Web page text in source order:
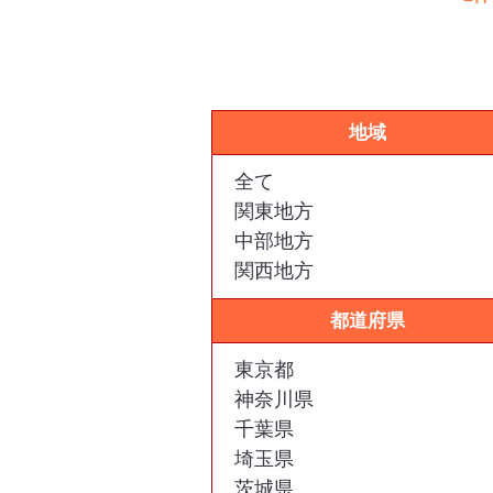
地域
全て
関東地方
中部地方
関西地方
都道府県
東京都
神奈川県
千葉県
埼玉県
茨城県